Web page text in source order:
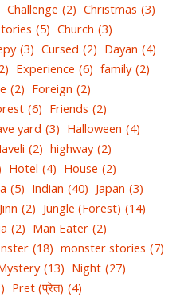
Challenge (2) Christmas (3)
(5) Church (3)
(3) Cursed (2) Dayan (4)
Experience (6) family (2)
(2) Foreign (2)
(6) Friends (2)
yard (3) Halloween (4)
(2) highway (2)
Hotel (4) House (2)
(5) Indian (40) Japan (3)
Jinn (2) Jungle (Forest) (14)
(2) Man Eater (2)
(18) monster stories (7)
(13) Night (27)
Pret (प्रेत) (4)